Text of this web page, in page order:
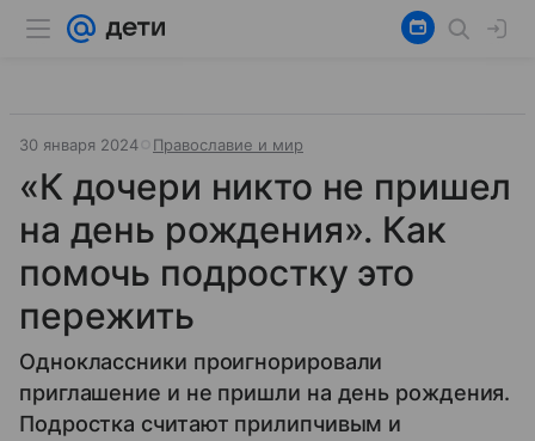
30 января 2024 Православие и мир
«К дочери никто не пришел
на день рождения». Как
помочь подростку это
пережить
Одноклассники проигнорировали
приглашение и не пришли на день рождения.
Подростка считают прилипчивым и